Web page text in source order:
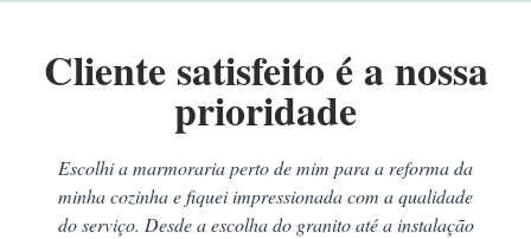
Cliente satisfeito é a nossa
prioridade
Escolhi a marmoraria perto de mim para a reforma da
minha cozinha e fiquei impressionada com a qualidade
do serviço. Desde a escolha do granito até a instalação